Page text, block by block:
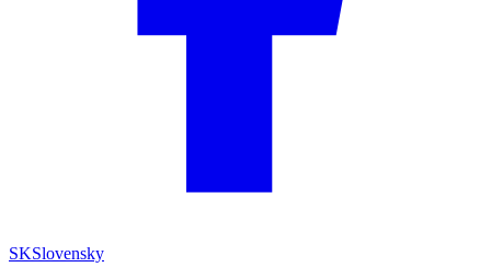
SKSlovensky